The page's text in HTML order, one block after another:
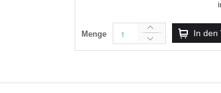
Menge In den